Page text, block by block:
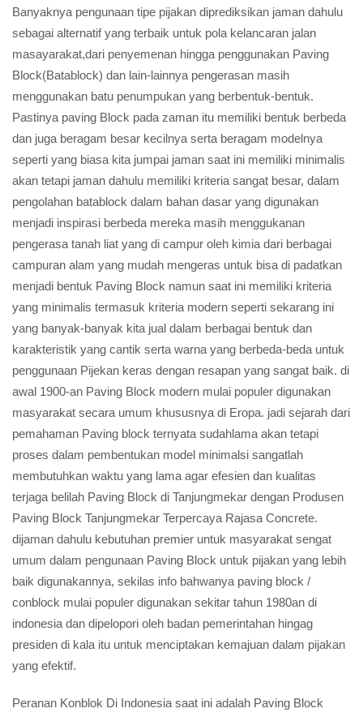
Banyaknya pengunaan tipe pijakan diprediksikan jaman dahulu
sebagai alternatif yang terbaik untuk pola kelancaran jalan
masayarakat,dari penyemenan hingga penggunakan Paving
Block(Batablock) dan lain-lainnya pengerasan masih
menggunakan batu penumpukan yang berbentuk-bentuk.
Pastinya paving Block pada zaman itu memiliki bentuk berbeda
dan juga beragam besar kecilnya serta beragam modelnya
seperti yang biasa kita jumpai jaman saat ini memiliki minimalis
akan tetapi jaman dahulu memiliki kriteria sangat besar, dalam
pengolahan batablock dalam bahan dasar yang digunakan
menjadi inspirasi berbeda mereka masih menggukanan
pengerasa tanah liat yang di campur oleh kimia dari berbagai
campuran alam yang mudah mengeras untuk bisa di padatkan
menjadi bentuk Paving Block namun saat ini memiliki kriteria
yang minimalis termasuk kriteria modern seperti sekarang ini
yang banyak-banyak kita jual dalam berbagai bentuk dan
karakteristik yang cantik serta warna yang berbeda-beda untuk
penggunaan Pijekan keras dengan resapan yang sangat baik. di
awal 1900-an Paving Block modern mulai populer digunakan
masyarakat secara umum khususnya di Eropa. jadi sejarah dari
pemahaman Paving block ternyata sudahlama akan tetapi
proses dalam pembentukan model minimalsi sangatlah
membutuhkan waktu yang lama agar efesien dan kualitas
terjaga belilah Paving Block di Tanjungmekar dengan Produsen
Paving Block Tanjungmekar Terpercaya Rajasa Concrete.
dijaman dahulu kebutuhan premier untuk masyarakat sengat
umum dalam pengunaan Paving Block untuk pijakan yang lebih
baik digunakannya, sekilas info bahwanya paving block /
conblock mulai populer digunakan sekitar tahun 1980an di
indonesia dan dipelopori oleh badan pemerintahan hingag
presiden di kala itu untuk menciptakan kemajuan dalam pijakan
yang efektif.
Peranan Konblok Di Indonesia saat ini adalah Paving Block